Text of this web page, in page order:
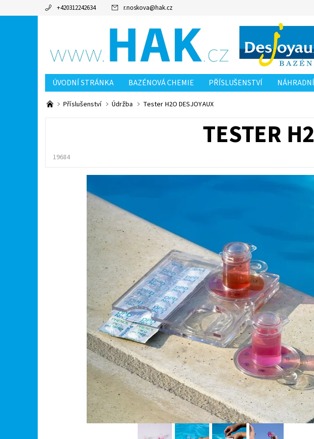
+420312242634 r.noskova@hak.cz
ÚVODNÍ STRÁNKA BAZÉNOVÁ CHEMIE PŘÍSLUŠENSTVÍ
MOJE OBJEDNÁVKA
KONTAKTY OCHRANA OSOBNÍCH ÚDAJŮ
Příslušenství Údržba Tester H2O DESJOYAUX
TESTER
19684